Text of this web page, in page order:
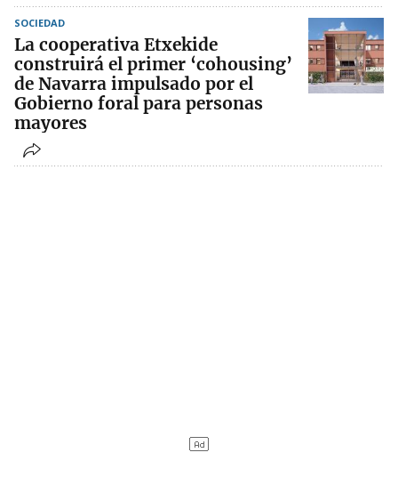
SOCIEDAD
La cooperativa Etxekide
construirá el primer ‘cohousing’
de Navarra impulsado por el
Gobierno foral para personas
mayores